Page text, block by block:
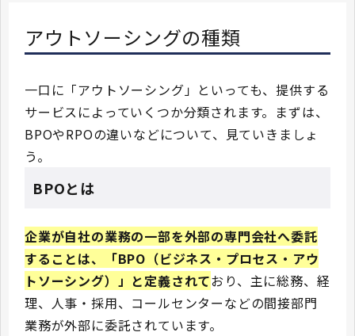
アウトソーシングの種類
一口に「アウトソーシング」といっても、提供する
サービスによっていくつか分類されます。まずは、
BPOやRPOの違いなどについて、見ていきましょ
う。
BPOとは
企業が自社の業務の一部を外部の専門会社へ委託
することは、「BPO（ビジネス・プロセス・アウ
トソーシング）」と定義されており、 主に総務、経
理、人事・採用、コールセンターなどの間接部門
業務が外部に委託されています。